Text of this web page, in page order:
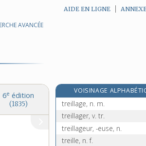
AVANCÉE
AIDE EN LIGNE
6e édition
(1835)
VOISINAGE
tréfonds, n. m.
treillage, n. m.
treillager, v. tr.
treillageur, -euse, n.
treille, n. f.